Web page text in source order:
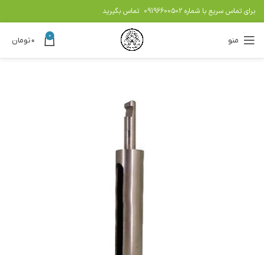
برای تماس سریع با شماره 09196600502 تماس بگیرید
منو 0 ۰تومان